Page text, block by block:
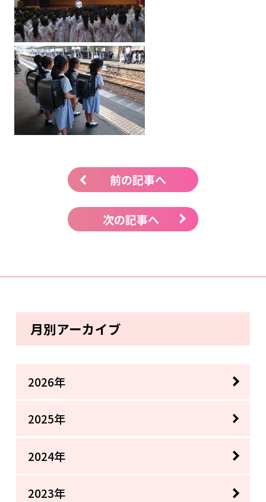
前の記事へ
次の記事へ
月別アーカイブ
2026年
2025年
2024年
2023年